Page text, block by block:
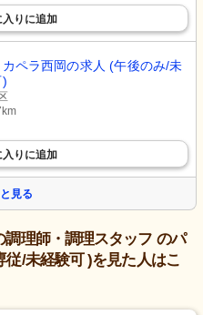
り に追加
ペラ西岡の求人 (午後のみ/未
り に追加
見る
理師・調理スタッフ のパ
/未経験可 )を見た人はこ